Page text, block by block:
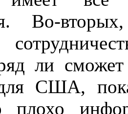
Во-
ли
США,
плохо